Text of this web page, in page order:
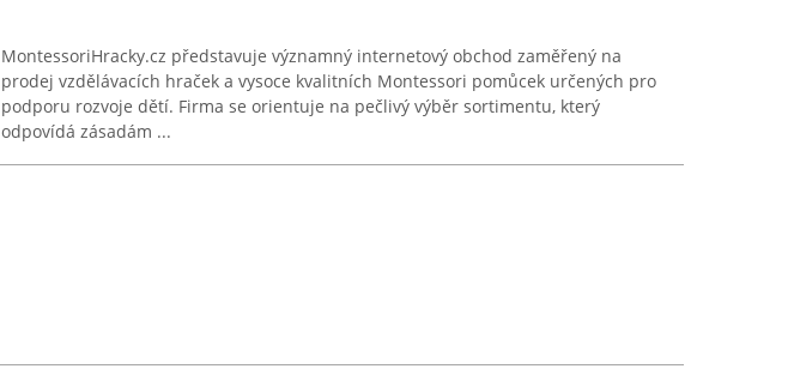
MontessoriHracky.cz představuje významný internetový obchod zaměřený na
prodej vzdělávacích hraček a vysoce kvalitních Montessori pomůcek určených pro
podporu rozvoje dětí. Firma se orientuje na pečlivý výběr sortimentu, který
odpovídá zásadám ...